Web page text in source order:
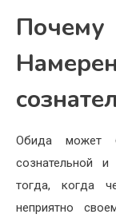
Обида может
сознательной
тогда, когда
неприятно